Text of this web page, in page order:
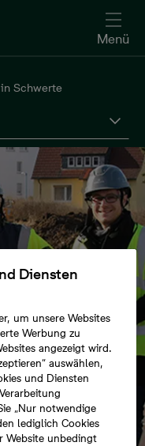
Menü
Schwerte
Diensten
um unsere Websites
Werbung zu
angezeigt wird.
auswählen,
und Diensten
„Nur notwendige
lediglich Cookies
Website unbedingt